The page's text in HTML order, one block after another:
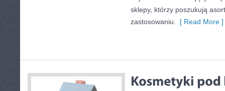
sklepy, którzy poszukują
zastosowaniu.
[ Read More ]